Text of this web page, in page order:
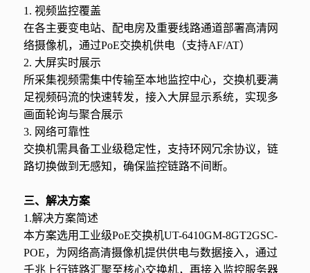
1. 视频监控覆盖
在各主要变电站、配电房及重要线路通道部署高清网
络摄像机，通过PoE交换机供电（支持AF/AT）
2. 大屏实时展示
所采集视频需集中传输至本地监控中心，交换机要满
足视频码流的快速转发，接入大屏显示系统，实现多
画面轮询与聚合展示
3. 网络可靠性
交换机需具备工业级稳定性，支持环网冗余协议，链
路切换做到无感知，确保监控链路不间断。
三、解决方案
1.解决方案简述
本方案选用工业级PoE交换机UT-6410GM-8GT2GSC-
POE，为网络高清摄像机提供供电与数据接入，通过
千兆上行链路汇聚至核心交换机，再接入监控服务器